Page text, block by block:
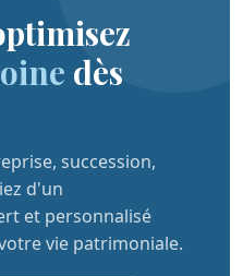
dès
succession,
d'un
et personnalisé
vie patrimoniale.